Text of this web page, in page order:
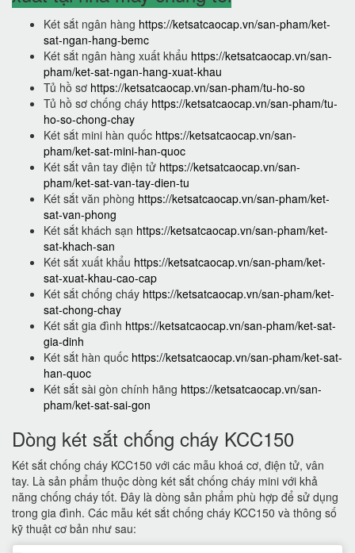
Két sắt ngân hàng https://ketsatcaocap.vn/san-pham/ket-
sat-ngan-hang-bemc
Két sắt ngân hàng xuất khẩu https://ketsatcaocap.vn/san-
pham/ket-sat-ngan-hang-xuat-khau
Tủ hồ sơ https://ketsatcaocap.vn/san-pham/tu-ho-so
Tủ hồ sơ chống cháy https://ketsatcaocap.vn/san-pham/tu-
ho-so-chong-chay
Két sắt mini hàn quốc https://ketsatcaocap.vn/san-
pham/ket-sat-mini-han-quoc
Két sắt vân tay điện tử https://ketsatcaocap.vn/san-
pham/ket-sat-van-tay-dien-tu
Két sắt văn phòng https://ketsatcaocap.vn/san-pham/ket-
sat-van-phong
Két sắt khách sạn https://ketsatcaocap.vn/san-pham/ket-
sat-khach-san
Két sắt xuất khẩu https://ketsatcaocap.vn/san-pham/ket-
sat-xuat-khau-cao-cap
Két sắt chống cháy https://ketsatcaocap.vn/san-pham/ket-
sat-chong-chay
Két sắt gia đình https://ketsatcaocap.vn/san-pham/ket-sat-
gia-dinh
Két sắt hàn quốc https://ketsatcaocap.vn/san-pham/ket-sat-
han-quoc
Két sắt sài gòn chính hãng https://ketsatcaocap.vn/san-
pham/ket-sat-sai-gon
Dòng két sắt chống cháy KCC150
Két sắt chống cháy KCC150 với các mẫu khoá cơ, điện tử, vân
tay. Là sản phẩm thuộc dòng két sắt chống cháy mini với khả
năng chống cháy tốt. Đây là dòng sản phẩm phù hợp để sử dụng
trong gia đình. Các mẫu két sắt chống cháy KCC150 và thông số
kỹ thuật cơ bản như sau: